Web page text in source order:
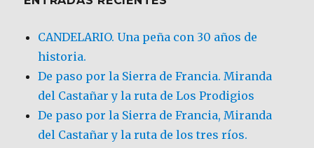
CANDELARIO. Una peña con 30 años de
historia.
De paso por la Sierra de Francia. Miranda
del Castañar y la ruta de Los Prodigios
De paso por la Sierra de Francia, Miranda
del Castañar y la ruta de los tres ríos.